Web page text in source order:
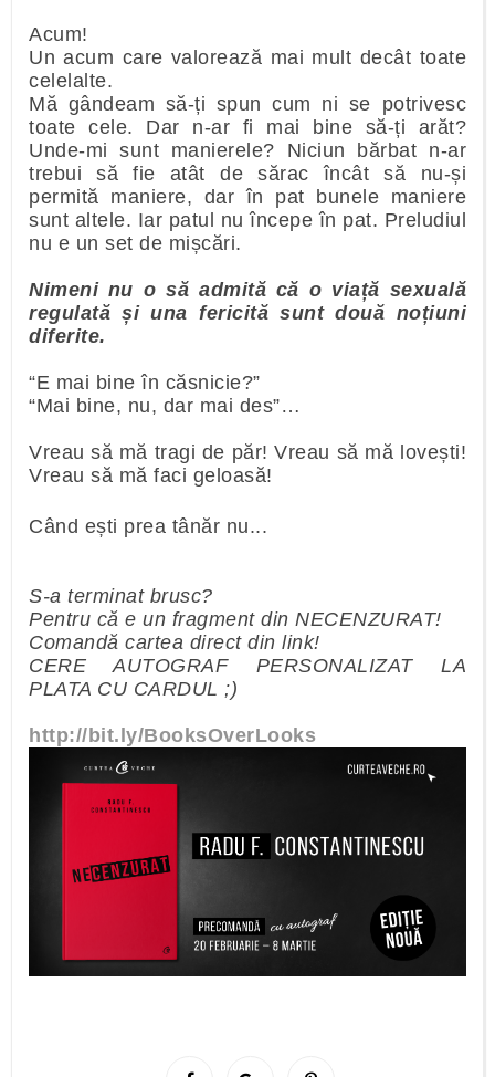
Acum!
Un acum care valorează mai mult decât toate
celelalte.
Mă gândeam să-ți spun cum ni se potrivesc
toate cele. Dar n-ar fi mai bine să-ți arăt?
Unde-mi sunt manierele? Niciun bărbat n-ar
trebui să fie atât de sărac încât să nu-și
permită maniere, dar în pat bunele maniere
sunt altele. Iar patul nu începe în pat. Preludiul
nu e un set de mișcări.
Nimeni nu o să admită că o viață sexuală
regulată și una fericită sunt două noțiuni
diferite.
“E mai bine în căsnicie?”
“Mai bine, nu, dar mai des”…
Vreau să mă tragi de păr! Vreau să mă lovești!
Vreau să mă faci geloasă!
Când ești prea tânăr nu...
S-a terminat brusc?
Pentru că e un fragment din NECENZURAT!
Comandă cartea direct din link!
CERE AUTOGRAF PERSONALIZAT LA
PLATA CU CARDUL ;)
http://bit.ly/BooksOverLooks